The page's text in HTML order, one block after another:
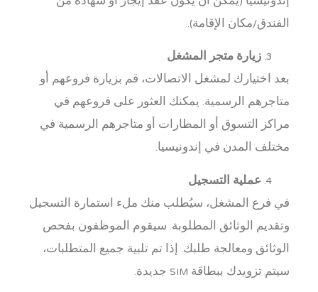
الفندق/مكان الإقامة).
زيارة متجر المشغل
بعد اختيارك لمشغل الاتصالات، قم بزيارة فروعهم أو
متاجرهم الرسمية. يمكنك العثور على فروعهم في
مراكز التسوق أو المطارات أو متاجرهم الرسمية في
مختلف المدن في إندونيسيا.
عملية التسجيل
في فرع المشغل، سيُطلب منك ملء استمارة التسجيل
وتقديم الوثائق المطلوبة. سيقوم الموظفون بفحص
الوثائق ومعالجة طلبك. إذا تم تلبية جميع المتطلبات،
سيتم تزويدك ببطاقة SIM جديدة.